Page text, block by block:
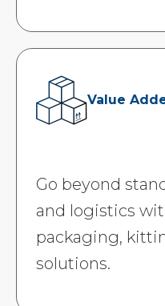
Value
Go beyond
and logistics
packaging,
solutions.